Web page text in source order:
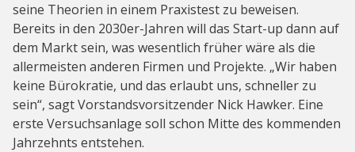
seine Theorien in einem Praxistest zu beweisen.
Bereits in den 2030er-Jahren will das Start-up dann auf
dem Markt sein, was wesentlich früher wäre als die
allermeisten anderen Firmen und Projekte. „Wir haben
keine Bürokratie, und das erlaubt uns, schneller zu
sein“, sagt Vorstandsvorsitzender Nick Hawker. Eine
erste Versuchsanlage soll schon Mitte des kommenden
Jahrzehnts entstehen.